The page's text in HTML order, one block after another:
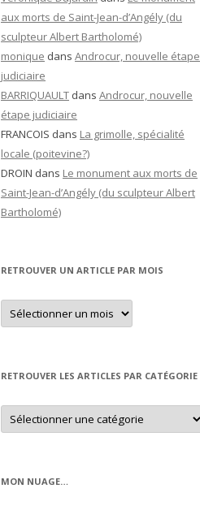
aux morts de Saint-Jean-d’Angély (du
sculpteur Albert Bartholomé)
monique dans Androcur, nouvelle étape
judiciaire
BARRIQUAULT dans Androcur, nouvelle
étape judiciaire
FRANCOIS dans La grimolle, spécialité
locale (poitevine?)
DROIN dans Le monument aux morts de
Saint-Jean-d’Angély (du sculpteur Albert
Bartholomé)
RETROUVER UN ARTICLE PAR MOIS
Retrouver
un
article
RETROUVER LES ARTICLES PAR CATÉGORIE
Retrouver
les
articles
MON NUAGE…